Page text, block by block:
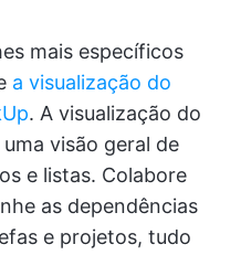
mais específicos
a visualização do
. A visualização do
visão geral de
e listas. Colabore
as dependências
e projetos, tudo